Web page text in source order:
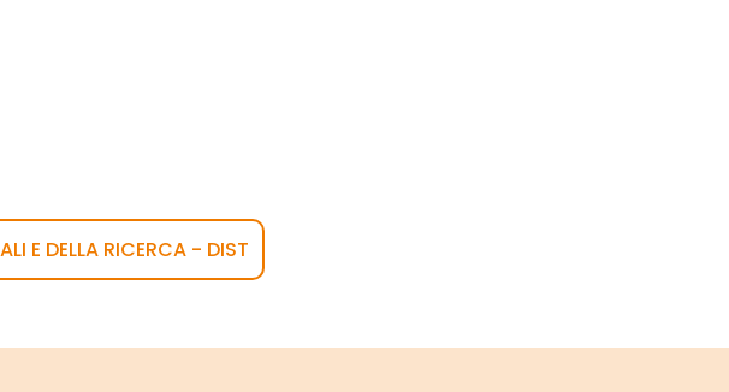
E DELLA RICERCA - DIST